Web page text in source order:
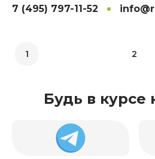
7 (495) 797-11-52
1 2
Будь в курсе